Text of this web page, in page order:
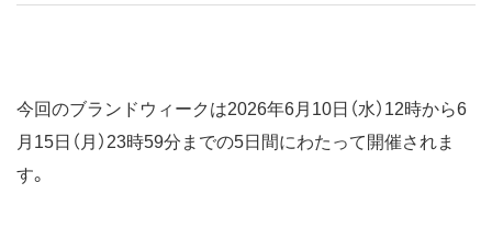
今回のブランドウィークは2026年6月10日（水）12時から6
月15日（月）23時59分までの5日間にわたって開催されま
す。